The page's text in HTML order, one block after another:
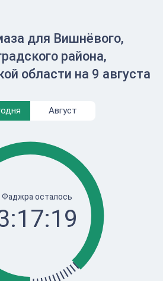
для Вишнёвого,
района,
области на 9 августа
Август
осталось